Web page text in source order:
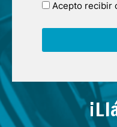
Acepto recibir